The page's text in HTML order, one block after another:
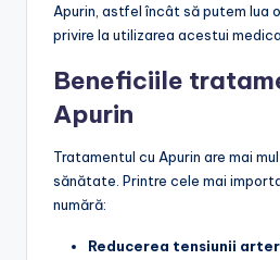
Apurin, astfel încât să putem lua
privire la utilizarea acestui
Beneficiile
Apurin
Tratamentul cu Apurin are mai
sănătate. Printre cele mai
numără:
Reducerea tensiunii